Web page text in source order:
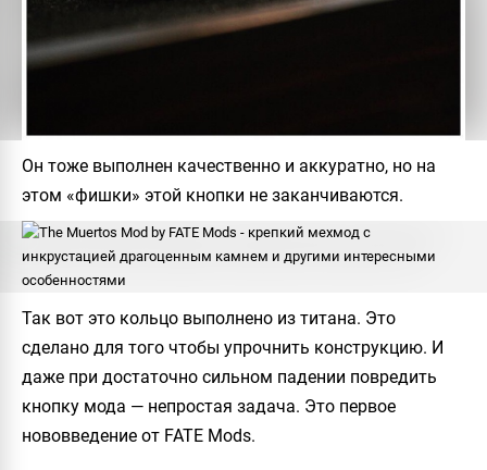
Он тоже выполнен качественно и аккуратно, но на
этом «фишки» этой кнопки не заканчиваются.
Так вот это кольцо выполнено из титана. Это
сделано для того чтобы упрочнить конструкцию. И
даже при достаточно сильном падении повредить
кнопку мода — непростая задача. Это первое
нововведение от FATE Mods.